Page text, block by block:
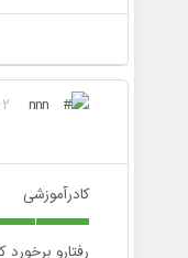
nnn
2 مرداد 1401 ساعت 13:59
کادرآموزشی
رفتارو